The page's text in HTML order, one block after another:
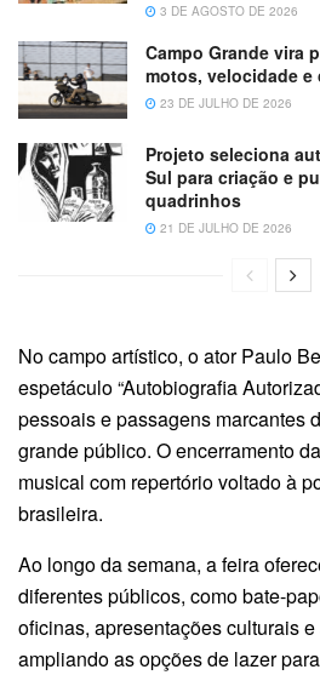
3 DE AGOSTO DE 2026
Campo Grande vira
motos, velocidade
23 DE JULHO DE 2026
Projeto seleciona
Sul para criação e
quadrinhos
21 DE JULHO DE 2026
No campo artístico, o ator Paulo
espetáculo “Autobiografia
pessoais e passagens marcantes
grande público. O encerramento
musical com repertório voltado à
brasileira.
Ao longo da semana, a feira
diferentes públicos, como bate-
oficinas, apresentações culturais
ampliando as opções de lazer